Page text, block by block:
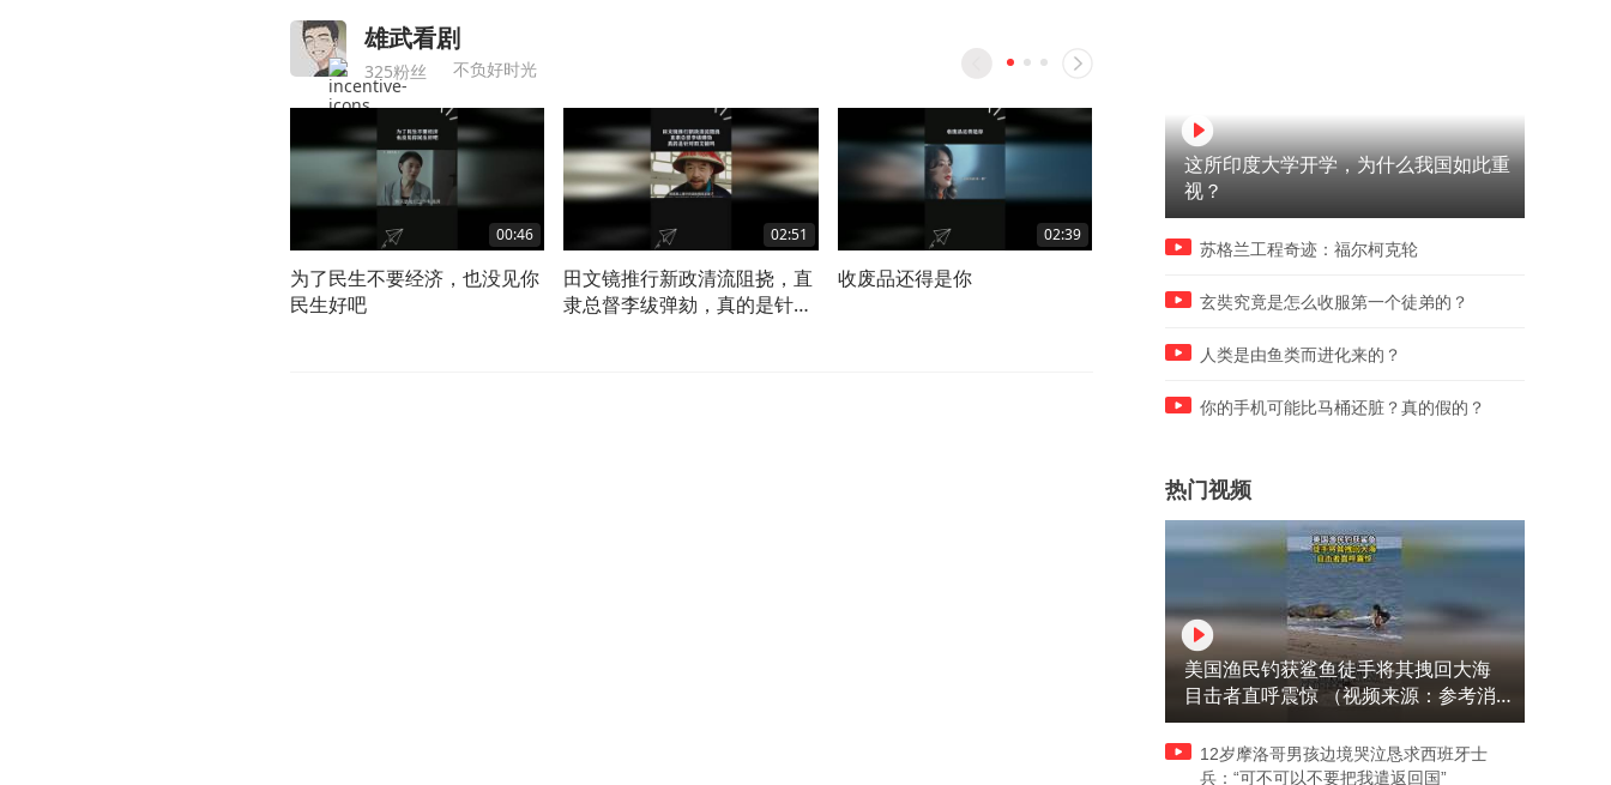
雄武看剧
325粉丝 不负好时光
00:46
为了民生不要经济，也没见你
民生好吧
02:51
田文镜推行新政清流阻挠，直
隶总督李绂弹劾，真的是针对
02:39
收废品还得是你
结被打开
白文豹有苦说不出
这所印度大学开学，为什么我国如此重
视？
苏格兰工程奇迹：福尔柯克轮
玄奘究竟是怎么收服第一个徒弟的？
人类是由鱼类而进化来的？
你的手机可能比马桶还脏？真的假的？
热门视频
美国渔民钓获鲨鱼徒手将其拽回大海
目击者直呼震惊 （视频来源：参考消
息）
12岁摩洛哥男孩边境哭泣恳求西班牙士
兵：“可不可以不要把我遣返回国”